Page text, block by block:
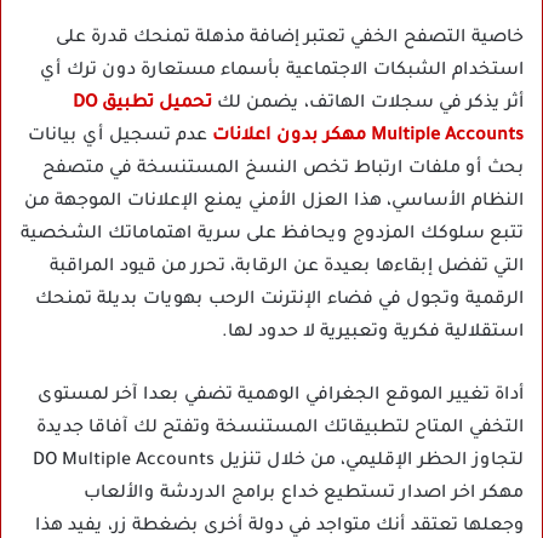
خاصية التصفح الخفي تعتبر إضافة مذهلة تمنحك قدرة على
استخدام الشبكات الاجتماعية بأسماء مستعارة دون ترك أي
أثر يذكر في سجلات الهاتف، يضمن لك
تحميل تطبيق DO
Multiple Accounts مهكر بدون اعلانات
عدم تسجيل أي بيانات
بحث أو ملفات ارتباط تخص النسخ المستنسخة في متصفح
النظام الأساسي، هذا العزل الأمني يمنع الإعلانات الموجهة من
تتبع سلوكك المزدوج ويحافظ على سرية اهتماماتك الشخصية
التي تفضل إبقاءها بعيدة عن الرقابة، تحرر من قيود المراقبة
الرقمية وتجول في فضاء الإنترنت الرحب بهويات بديلة تمنحك
استقلالية فكرية وتعبيرية لا حدود لها.
أداة تغيير الموقع الجغرافي الوهمية تضفي بعدا آخر لمستوى
التخفي المتاح لتطبيقاتك المستنسخة وتفتح لك آفاقا جديدة
لتجاوز الحظر الإقليمي، من خلال تنزيل DO Multiple Accounts
مهكر اخر اصدار تستطيع خداع برامج الدردشة والألعاب
وجعلها تعتقد أنك متواجد في دولة أخرى بضغطة زر، يفيد هذا